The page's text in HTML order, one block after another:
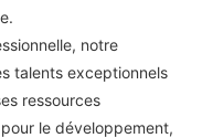
notre
talents exceptionnels
ressources
le développement,